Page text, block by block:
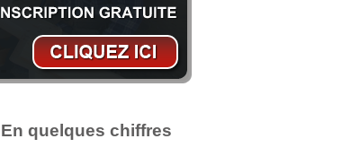
En quelques chiffres